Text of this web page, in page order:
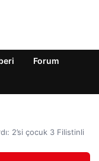
Forum
2’si çocuk 3 Filistinli